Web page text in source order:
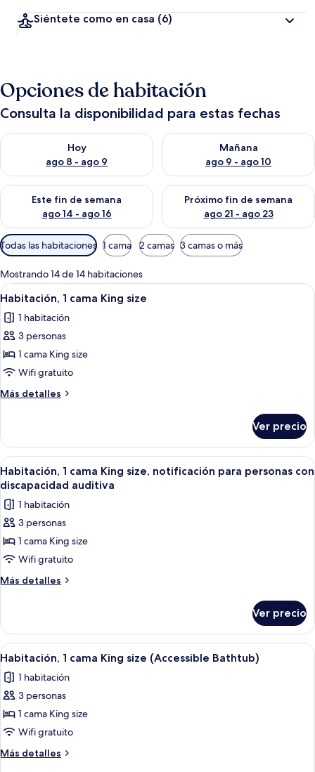
Siéntete como en casa (6)
Opciones de habitación
Consulta la disponibilidad para estas fechas
Hoy
ago 8 - ago 9
Consulta la disponibilidad para hoy ago 8 - ago 9
Mañana
ago 9 - ago 10
Consulta la disponibilidad
Este fin de semana
ago 14 - ago 16
Consulta la disponibilidad para este fin de semana ago 14 -
Próximo fin de semana
ago 21 - ago 23
Consulta la disponibilidad
Filtros
disponibles
para
las
habitaciones
Todas las habitaciones 1 cama 2 camas 3 camas o más
Mostrando 14 de 14 habitaciones
Abrir
todas
las
fotos
de
Habitación,
1
cama
size
Una habitación de hotel con una
3
Habitación, 1 cama King size
1 habitación
3 personas
1 cama King size
Wifi gratuito
Más detalles
Más
1
cama
King
size
Ver precio
Abrir
todas
las
fotos
de
Habitación,
1
cama
notificación
para
personas
con
discapacidad
auditiva
Una habitación de hotel con una
3
Habitación, 1 cama King size, notificación para personas con
discapacidad auditiva
1 habitación
3 personas
1 cama King size
Wifi gratuito
Más detalles
Más
1
cama
King
notificación
para
con
discapacidad
Ver precio
Abrir
todas
las
fotos
de
Habitación,
1
cama
Una habitación de hotel con una
3
Habitación, 1 cama King size (Accessible Bathtub)
1 habitación
3 personas
1 cama King size
Wifi gratuito
Más detalles
Más